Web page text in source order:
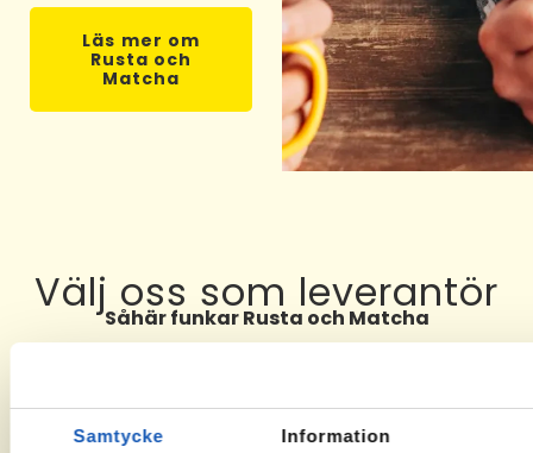
Samtycke Information
Läs mer om
Rusta och
Matcha
Välj oss som leverantör
Såhär funkar Rusta och Matcha
01 02 03